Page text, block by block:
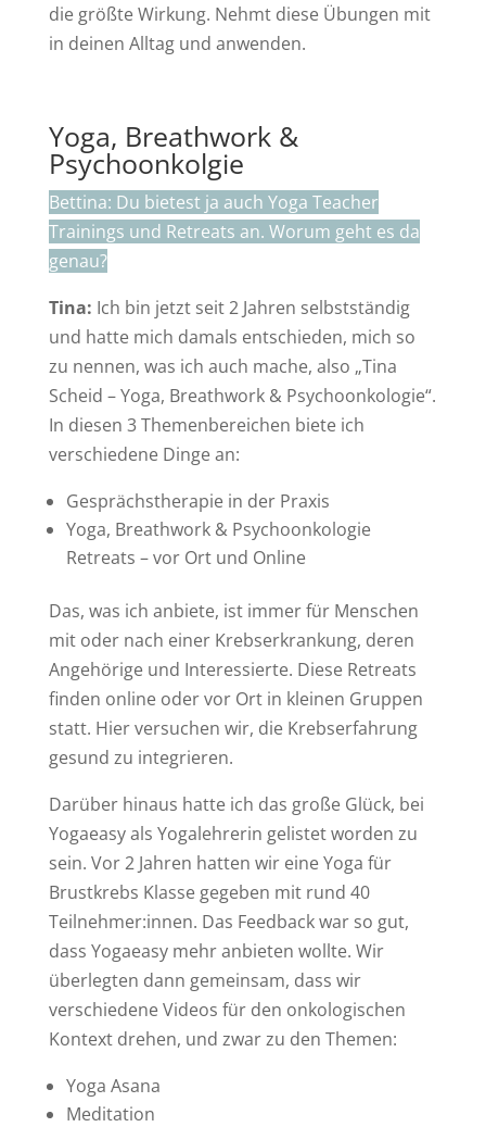
die größte Wirkung. Nehmt diese Übungen mit
in deinen Alltag und anwenden.
Yoga, Breathwork &
Psychoonkolgie
Bettina: Du bietest ja auch Yoga Teacher
Trainings und Retreats an. Worum geht es da
genau?
Tina: Ich bin jetzt seit 2 Jahren selbstständig
und hatte mich damals entschieden, mich so
zu nennen, was ich auch mache, also „Tina
Scheid – Yoga, Breathwork & Psychoonkologie“.
In diesen 3 Themenbereichen biete ich
verschiedene Dinge an:
Gesprächstherapie in der Praxis
Yoga, Breathwork & Psychoonkologie
Retreats – vor Ort und Online
Das, was ich anbiete, ist immer für Menschen
mit oder nach einer Krebserkrankung, deren
Angehörige und Interessierte. Diese Retreats
finden online oder vor Ort in kleinen Gruppen
statt. Hier versuchen wir, die Krebserfahrung
gesund zu integrieren.
Darüber hinaus hatte ich das große Glück, bei
Yogaeasy als Yogalehrerin gelistet worden zu
sein. Vor 2 Jahren hatten wir eine Yoga für
Brustkrebs Klasse gegeben mit rund 40
Teilnehmer:innen. Das Feedback war so gut,
dass Yogaeasy mehr anbieten wollte. Wir
überlegten dann gemeinsam, dass wir
verschiedene Videos für den onkologischen
Kontext drehen, und zwar zu den Themen:
Yoga Asana
Meditation